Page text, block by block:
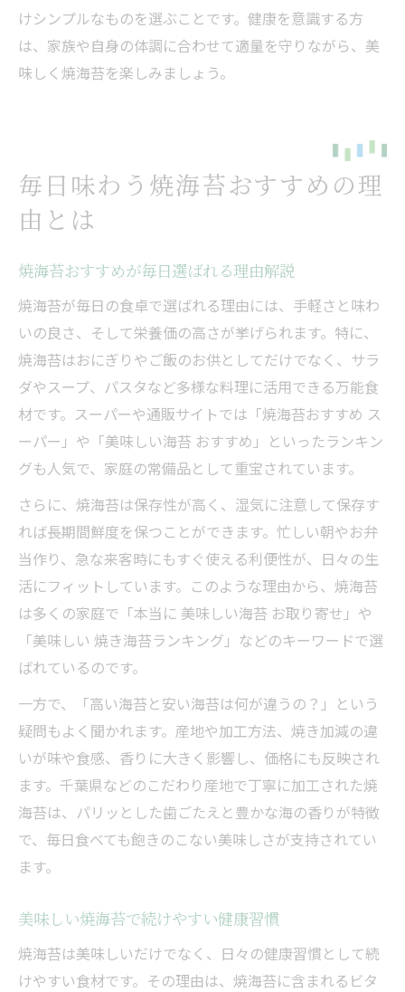
けシンプルなものを選ぶことです。健康を意識する方
は、家族や自身の体調に合わせて適量を守りながら、美
味しく焼海苔を楽しみましょう。
毎日味わう焼海苔おすすめの理
由とは
焼海苔おすすめが毎日選ばれる理由解説
焼海苔が毎日の食卓で選ばれる理由には、手軽さと味わ
いの良さ、そして栄養価の高さが挙げられます。特に、
焼海苔はおにぎりやご飯のお供としてだけでなく、サラ
ダやスープ、パスタなど多様な料理に活用できる万能食
材です。スーパーや通販サイトでは「焼海苔おすすめ ス
ーパー」や「美味しい海苔 おすすめ」といったランキン
グも人気で、家庭の常備品として重宝されています。
さらに、焼海苔は保存性が高く、湿気に注意して保存す
れば長期間鮮度を保つことができます。忙しい朝やお弁
当作り、急な来客時にもすぐ使える利便性が、日々の生
活にフィットしています。このような理由から、焼海苔
は多くの家庭で「本当に 美味しい海苔 お取り寄せ」や
「美味しい 焼き海苔ランキング」などのキーワードで選
ばれているのです。
一方で、「高い海苔と安い海苔は何が違うの？」という
疑問もよく聞かれます。産地や加工方法、焼き加減の違
いが味や食感、香りに大きく影響し、価格にも反映され
ます。千葉県などのこだわり産地で丁寧に加工された焼
海苔は、パリッとした歯ごたえと豊かな海の香りが特徴
で、毎日食べても飽きのこない美味しさが支持されてい
ます。
美味しい焼海苔で続けやすい健康習慣
焼海苔は美味しいだけでなく、日々の健康習慣として続
けやすい食材です。その理由は、焼海苔に含まれるビタ